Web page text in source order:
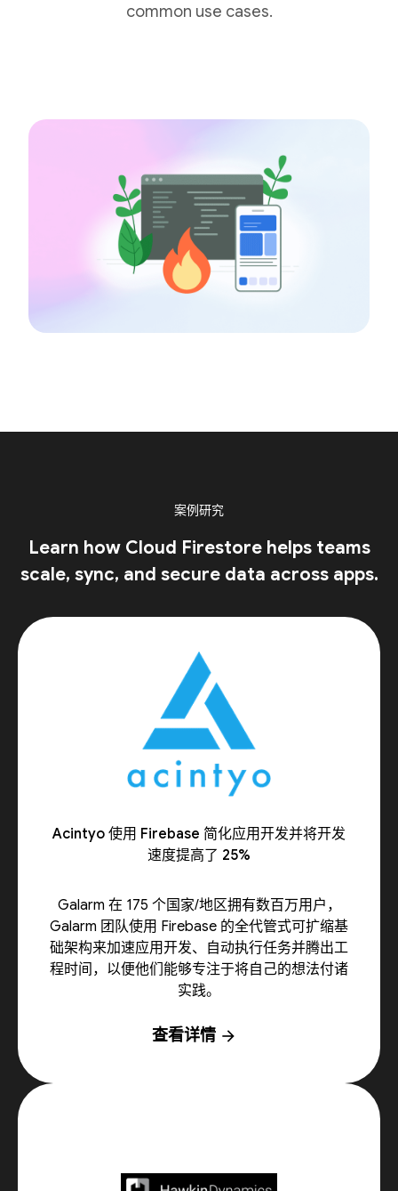
common use cases.
案例研究
Learn how Cloud Firestore helps teams
scale, sync, and secure data across apps.
Acintyo 使用 Firebase 简化应用开发并将开发
速度提高了 25%
Galarm 在 175 个国家/地区拥有数百万用户，
Galarm 团队使用 Firebase 的全代管式可扩缩基
础架构来加速应用开发、自动执行任务并腾出工
程时间，以便他们能够专注于将自己的想法付诸
实践。
查看详情 arrow_forward